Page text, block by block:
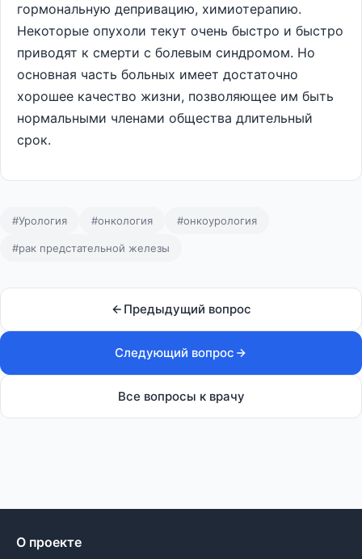
гормональную депривацию, химиотерапию.
Некоторые опухоли текут очень быстро и быстро
приводят к смерти с болевым синдромом. Но
основная часть больных имеет достаточно
хорошее качество жизни, позволяющее им быть
нормальными членами общества длительный
срок.
#Урология #онкология #онкоурология
#рак предстательной железы
Предыдущий вопрос
Следующий вопрос
Все вопросы к врачу
О проекте